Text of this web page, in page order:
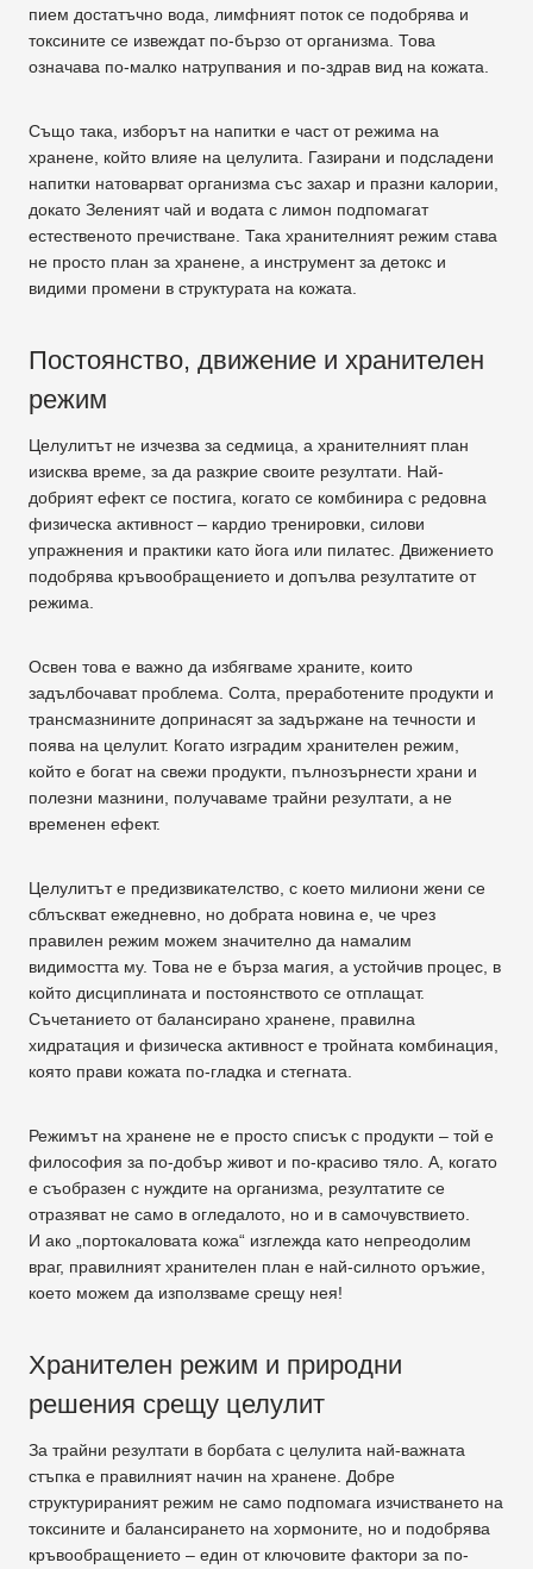
пием достатъчно вода, лимфният поток се подобрява и
токсините се извеждат по-бързо от организма. Това
означава по-малко натрупвания и по-здрав вид на кожата.
Също така, изборът на напитки е част от режима на
хранене, който влияе на целулита. Газирани и подсладени
напитки натоварват организма със захар и празни калории,
докато Зеленият чай и водата с лимон подпомагат
естественото пречистване. Така хранителният режим става
не просто план за хранене, а инструмент за детокс и
видими промени в структурата на кожата.
Постоянство, движение и хранителен
режим
Целулитът не изчезва за седмица, а хранителният план
изисква време, за да разкрие своите резултати. Най-
добрият ефект се постига, когато се комбинира с редовна
физическа активност – кардио тренировки, силови
упражнения и практики като йога или пилатес. Движението
подобрява кръвообращението и допълва резултатите от
режима.
Освен това е важно да избягваме храните, които
задълбочават проблема. Солта, преработените продукти и
трансмазнините допринасят за задържане на течности и
поява на целулит. Когато изградим хранителен режим,
който е богат на свежи продукти, пълнозърнести храни и
полезни мазнини, получаваме трайни резултати, а не
временен ефект.
Целулитът е предизвикателство, с което милиони жени се
сблъскват ежедневно, но добрата новина е, че чрез
правилен режим можем значително да намалим
видимостта му. Това не е бърза магия, а устойчив процес, в
който дисциплината и постоянството се отплащат.
Съчетанието от балансирано хранене, правилна
хидратация и физическа активност е тройната комбинация,
която прави кожата по-гладка и стегната.
Режимът на хранене не е просто списък с продукти – той е
философия за по-добър живот и по-красиво тяло. А, когато
е съобразен с нуждите на организма, резултатите се
отразяват не само в огледалото, но и в самочувствието.
И ако „портокаловата кожа“ изглежда като непреодолим
враг, правилният хранителен план е най-силното оръжие,
което можем да използваме срещу нея!
Хранителен режим и природни
решения срещу целулит
За трайни резултати в борбата с целулита най-важната
стъпка е правилният начин на хранене. Добре
структурираният режим не само подпомага изчистването на
токсините и балансирането на хормоните, но и подобрява
кръвообращението – един от ключовите фактори за по-